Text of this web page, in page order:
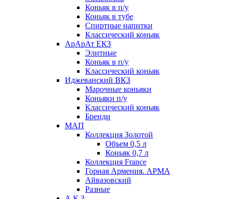
Коньяк в п/у
Коньяк в тубе
Спиртные напитки
Классический коньяк
АрАрАт ЕКЗ
Элитные
Коньяк в п/у
Классический коньяк
Иджеванский ВКЗ
Марочные коньяки
Коньяки п/у
Классический коньяк
Бренди
МАП
Коллекция Золотой
Объем 0,5 л
Коньяк 0,7 л
Коллекция France
Горная Армения. АРМА
Айвазовский
Разные